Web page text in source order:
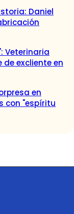
Daniel
Veterinaria
excliente en
en
con "espíritu